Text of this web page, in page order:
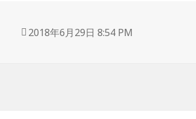
投
2018年6月29日 8:54 PM